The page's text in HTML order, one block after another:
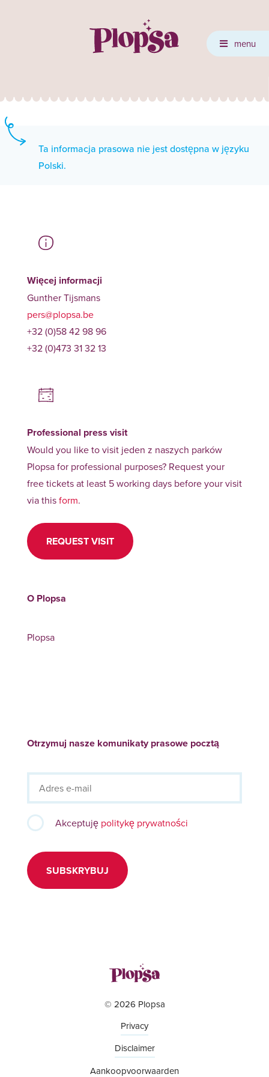
menu
Ta informacja prasowa nie jest dostępna w języku
Polski.
Więcej informacji
Gunther Tijsmans
pers@plopsa.be
+32 (0)58 42 98 96
+32 (0)473 31 32 13
Professional press visit
Would you like to visit jeden z naszych parków
Plopsa for professional purposes? Request your
free tickets at least 5 working days before your visit
via thisform.
REQUEST VISIT
O Plopsa
Plopsa
Otrzymuj nasze komunikaty prasowe pocztą
Akceptuję politykę prywatności
SUBSKRYBUJ
© 2026 Plopsa
Privacy
Disclaimer
Aankoopvoorwaarden